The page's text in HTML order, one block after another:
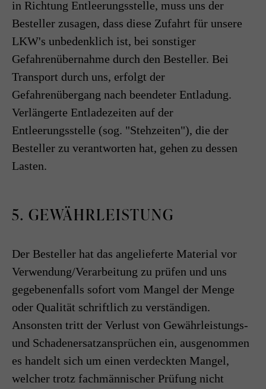
in Richtung Entleerungsstelle, muss uns der
Besteller zusagen, dass diese Zufahrt für unsere
LKW's unbedenklich ist, bei sonstiger
Gefahrenübernahme durch den Besteller. Bei
Transport durch uns, erfolgt der
Gefahrenübergang nach beendeter Entladung.
Verlängerte Entladezeiten auf der
Entleerungsstelle (sog. "Stehzeiten"), die der
Besteller zu verantworten hat, gehen zu dessen
Lasten.
5. GEWÄHRLEISTUNG
Der Besteller hat das angelieferte Material vor
Verwendung/Verarbeitung zu prüfen und uns
gegebenenfalls sofort vom Mangel der Menge
oder Qualität schriftlich zu verständigen.
Ansonsten tritt der Verlust von Gewährleistungs-
und Schadenersatzansprüchen ein, ausgenommen
es handelt sich um einen verdeckten Mangel,
welcher trotz fachmännischer Prüfung nicht